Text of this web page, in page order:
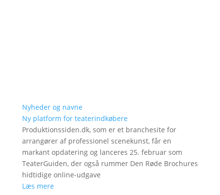
Nyheder og navne
Ny platform for teaterindkøbere
Produktionssiden.dk, som er et branchesite for
arrangører af professionel scenekunst, får en
markant opdatering og lanceres 25. februar som
TeaterGuiden, der også rummer Den Røde Brochures
hidtidige online-udgave
Læs mere